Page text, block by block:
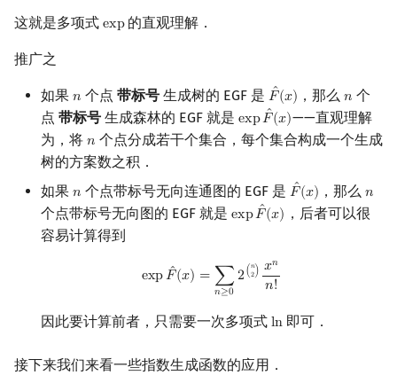
这就是多项式 exp
exp的直观理解．
推广之
如果 𝑛
n 个点 带标号生成树的 EGF 是 ˆ
𝐹(𝑥)
F^(x) ，那么𝑛
n 个
点 带标号 生成森林的 EGF 就是 exp ˆ
𝐹(𝑥)
expF^(x)——直观理解
为，将 𝑛
n 个点分成若干个集合，每个集合构成一个生成
树的方案数之积．
如果 𝑛
n 个点带标号无向连通图的 EGF 是 ˆ
𝐹(𝑥)
F^(x) ，那么𝑛
n
个点带标号无向图的 EGF 就是 exp ˆ
𝐹(𝑥)
expF^(x) ，后者可以很
容易计算得到
exp ˆ
𝐹(𝑥) = ∑
𝑛≥0
2(𝑛
2) 𝑥𝑛
𝑛!
^(x )= ≥02 (n2) xnn
因此要计算前者，只需要一次多项式 ln
ln 即可．
接下来我们来看一些指数生成函数的应用．